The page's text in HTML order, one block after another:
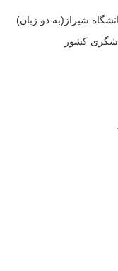
شیراز(به دو زبان)
کشور